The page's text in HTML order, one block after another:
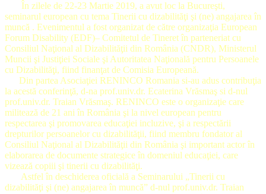
În zilele de 22-23 Martie 2019, a avut loc la Bucureşti,
seminarul european cu tema Tinerii cu dizabilităţi şi (ne) angajarea în
muncă . Evenimentul a fost organizat de către organizaţia European
Forum Disability (EDF)– Comitetul de Tineret în parteneriat cu
Consiliul Naţional al Dizabilităţii din România (CNDR), Ministerul
Muncii şi Justiţiei Sociale şi Autoritatea Naţională pentru Persoanele
cu Dizabilităţi, fiind finanţat de Comisia Europeană.
Din partea Asociaţiei RENINCO Romania si-au adus contribuţia
la acestă conferinţă, d-na prof.univ.dr. Ecaterina Vrăsmaş si d-nul
prof.univ.dr. Traian Vrăsmaş. RENINCO este o organizaţie care
militează de 21 ani în România şi la nivel european pentru
respectarea şi promovarea educaţiei incluzive, şi a respectării
drepturilor persoanelor cu dizabilităţii, fiind membru fondator al
Consiliul Naţional al Dizabilităţii din România şi important actor în
elaborarea de documente strategice în domeniul educaţiei, care
vizează copiii şi tinerii cu dizabilităţi.
Astfel în deschiderea oficială a Seminarului „Tinerii cu
dizabilităţi şi (ne) angajarea în muncă” d-nul prof.univ.dr. Traian